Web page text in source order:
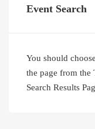
Event Search
You should
the page from the
Search Results